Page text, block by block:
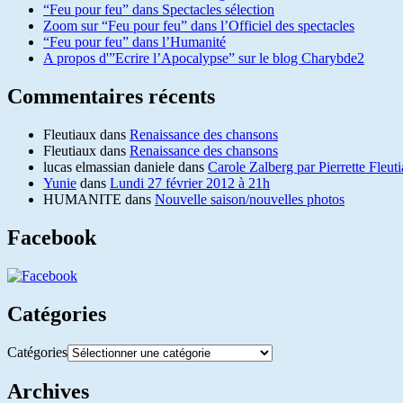
“Feu pour feu” dans Spectacles sélection
Zoom sur “Feu pour feu” dans l’Officiel des spectacles
“Feu pour feu” dans l’Humanité
A propos d'”Ecrire l’Apocalypse” sur le blog Charybde2
Commentaires récents
Fleutiaux dans Renaissance des chansons
Fleutiaux dans Renaissance des chansons
lucas elmassian daniele dans Carole Zalberg par Pierrette
Yunie dans Lundi 27 février 2012 à 21h
HUMANITE dans Nouvelle saison/nouvelles photos
Facebook
Catégories
Catégories
Archives